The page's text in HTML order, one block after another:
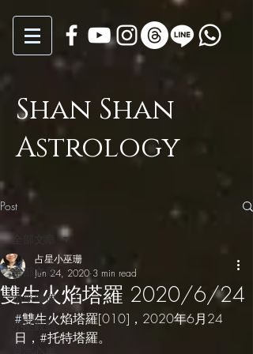
Shan Shan
Astrology
Post
全部文章
小巫年運
小巫觀點
雙生火焰塔羅 2020/6/24
占星小巫珊
Jun 24, 2020 3 min read
#雙生火焰塔羅[010]，2020年6月24
日，#托特塔羅。